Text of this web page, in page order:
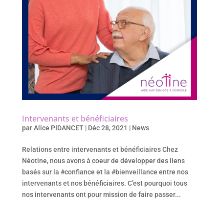
Intervenants et bénéficiaires
parAlice PIDANCET| Déc 28, 2021 | News
Relations entre intervenants et bénéficiaires Chez
Néotine, nous avons à coeur de développer des liens
basés sur la #confiance et la #bienveillance entre nos
intervenants et nos bénéficiaires. C’est pourquoi tous
nos intervenants ont pour mission de faire passer...